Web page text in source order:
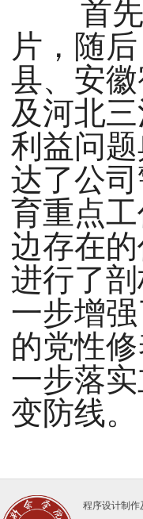
首先组
片，随
县、安
及河北
利益问
达了公
育重点
边存在
进行了
一步增
的党性
一步落
变防线。
程序设计制作